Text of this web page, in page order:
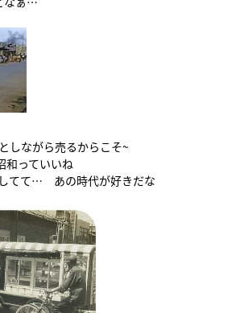
しながら売るからこそ~
っていいね
てて… あの時代が好きだな